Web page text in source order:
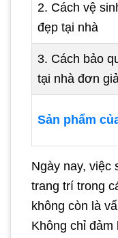
2. Cách vệ
đẹp tại nhà
3. Cách bảo
tại nhà đơn
Sản phẩm
Ngày nay, việc
trang trí trong
không còn là
Không chỉ đảm